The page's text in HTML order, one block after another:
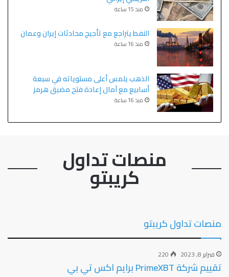
منذ 15 ساعة
النفط يتراجع مع تأجيج محادثات إيران وعمان
منذ 16 ساعة
الذهب يلمس أعلى مستوياته في سبعة
أسابيع مع آمال إعادة فتح مضيق هرمز
منذ 16 ساعة
منصات تداول
كريبتو
منصات تداول كريبتو
فبراير 8, 2023 220
تقييم شركة PrimeXBT برايم اكس تي بي